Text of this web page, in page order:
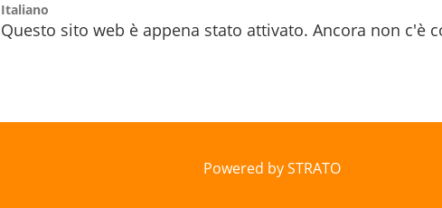
Italiano
Questo sito web è appena stato attivato. Ancora non c'è
Powered by STRATO